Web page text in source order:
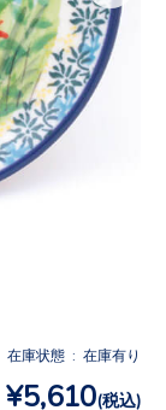
在庫状態 : 在庫有り
¥5,610(税込)